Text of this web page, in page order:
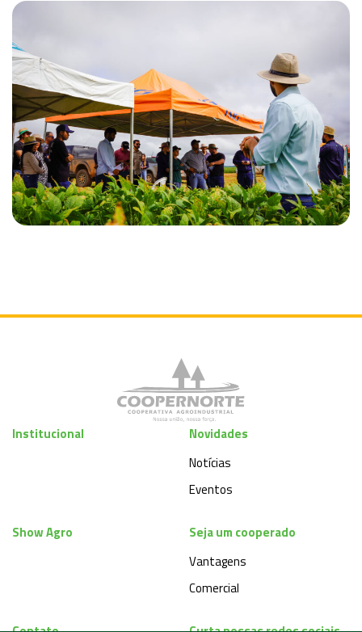
Institucional
Novidades
Notícias
Eventos
Show Agro
Seja um cooperado
Vantagens
Comercial